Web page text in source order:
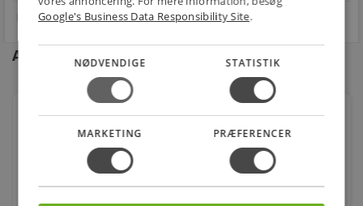
Andre kunder købte også
Lavabo studio gulvstående toilet inkl. slim sæde
820x620x360mm 4/6l skjult lås hvid
Varenr.: 604299300
2.398,00
Google's Business Data Responsibility Site.
NØDVENDIGE STATISTIK
MARKETING PRÆFERENCER